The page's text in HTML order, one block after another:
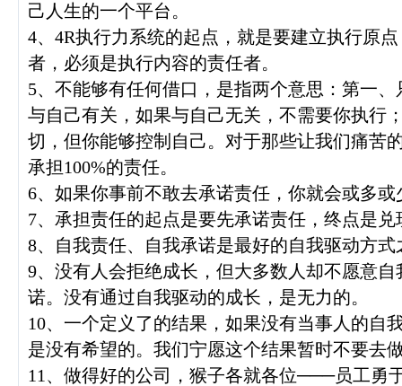
己人生的一个平台。
4、4R执行力系统的起点，就是要建立执行原
者，必须是执行内容的责任者。
5、不能够有任何借口，是指两个意思：第一
与自己有关，如果与自己无关，不需要你执行
切，但你能够控制自己。对于那些让我们痛苦
承担100%的责任。
6、如果你事前不敢去承诺责任，你就会或多
7、承担责任的起点是要先承诺责任，终点是兑
8、自我责任、自我承诺是最好的自我驱动方式
9、没有人会拒绝成长，但大多数人却不愿意
诺。没有通过自我驱动的成长，是无力的。
10、一个定义了的结果，如果没有当事人的自
是没有希望的。我们宁愿这个结果暂时不要去
11、做得好的公司，猴子各就各位───员工勇